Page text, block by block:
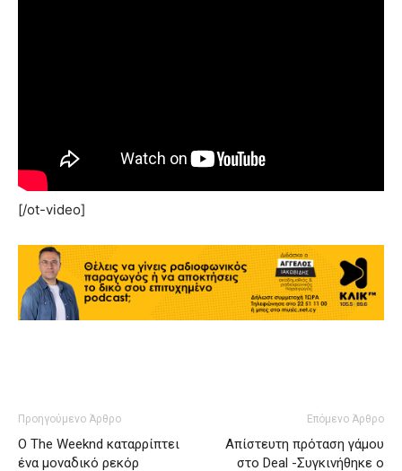
[/ot-video]
Προηγούμενο Άρθρο
Ο The Weeknd καταρρίπτει
ένα μοναδικό ρεκόρ
Επόμενο Άρθρο
Απίστευτη πρόταση γάμου
στο Deal -Συγκινήθηκε ο